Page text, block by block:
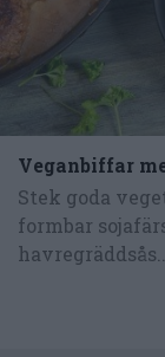
Veganbiffar
Stek goda
formbar
havregräddsås...